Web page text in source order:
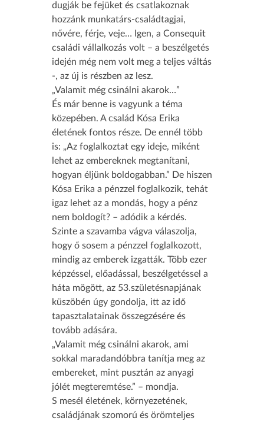
dugják be fejüket és csatlakoznak
hozzánk munkatárs-családtagjai,
nővére, férje, veje… Igen, a Consequit
családi vállalkozás volt – a beszélgetés
idején még nem volt meg a teljes váltás
-, az új is részben az lesz.
„Valamit még csinálni akarok…”
És már benne is vagyunk a téma
közepében. A család Kósa Erika
életének fontos része. De ennél több
is: „Az foglalkoztat egy ideje, miként
lehet az embereknek megtanítani,
hogyan éljünk boldogabban.” De hiszen
Kósa Erika a pénzzel foglalkozik, tehát
igaz lehet az a mondás, hogy a pénz
nem boldogít? – adódik a kérdés.
Szinte a szavamba vágva válaszolja,
hogy ő sosem a pénzzel foglalkozott,
mindig az emberek izgatták. Több ezer
képzéssel, előadással, beszélgetéssel a
háta mögött, az 53.születésnapjának
küszöbén úgy gondolja, itt az idő
tapasztalatainak összegzésére és
tovább adására.
„Valamit még csinálni akarok, ami
sokkal maradandóbbra tanítja meg az
embereket, mint pusztán az anyagi
jólét megteremtése.” – mondja.
S mesél életének, környezetének,
családjának szomorú és örömteljes